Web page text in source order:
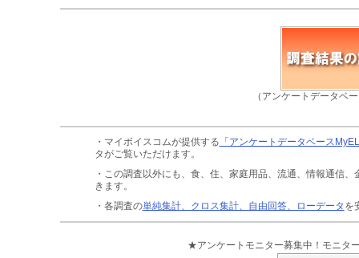
（アンケートデータベ
・マイボイスコムが提供する 「アンケートデータベース
タがご覧いただけます。
・この調査以外にも、食、住、家庭用品、流通、情報通信、
きます。
・各調査の単純集計、クロス集計、自由回答、ローデータ を
★アンケートモニター募集中！モニタ